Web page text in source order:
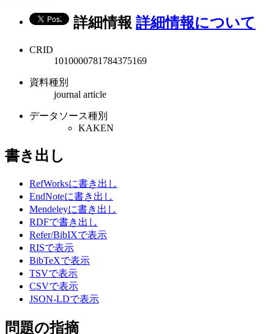
詳細情報 詳細情報について
CRID
1010000781784375169
資料種別
journal article
データソース種別
KAKEN
書き出し
RefWorksに書き出し
EndNoteに書き出し
Mendeleyに書き出し
RDFで書き出し
Refer/BibIXで表示
RISで表示
BibTeXで表示
TSVで表示
CSVで表示
JSON-LDで表示
問題の指摘